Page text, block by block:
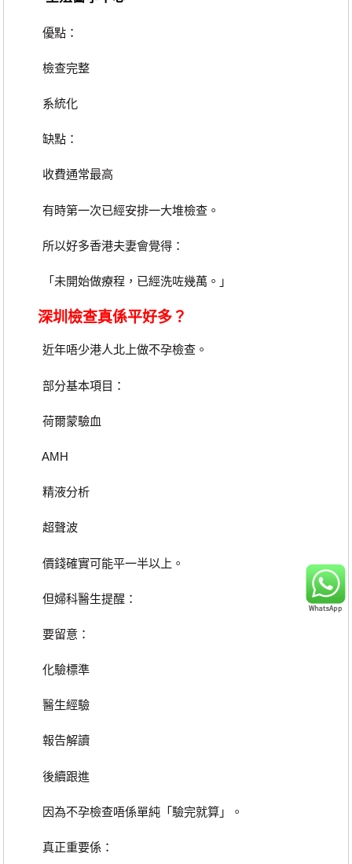
優點：
檢查完整
系統化
缺點：
收費通常最高
有時第一次已經安排一大堆檢查。
所以好多香港夫妻會覺得：
「未開始做療程，已經洗咗幾萬。」
深圳檢查真係平好多？
近年唔少港人北上做不孕檢查。
部分基本項目：
荷爾蒙驗血
AMH
精液分析
超聲波
價錢確實可能平一半以上。
但婦科醫生提醒：
要留意：
化驗標準
醫生經驗
報告解讀
後續跟進
因為不孕檢查唔係單純「驗完就算」。
真正重要係：